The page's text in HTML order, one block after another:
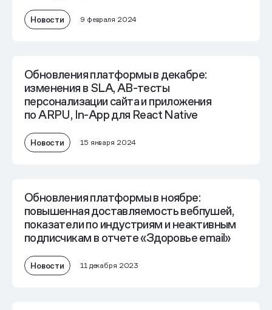
Новости 9 февраля 2024
Обновления платформы в декабре:
изменения в SLA, AB-тесты
персонализации сайта и приложения
по ARPU, In-App для React Native
Новости 15 января 2024
Обновления платформы в ноябре:
повышенная доставляемость вебпушей,
показатели по индустриям и неактивным
подписчикам в отчете «Здоровье email»
Новости 11 декабря 2023